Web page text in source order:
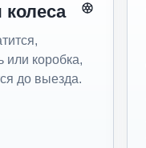
или коробка,
до выезда.